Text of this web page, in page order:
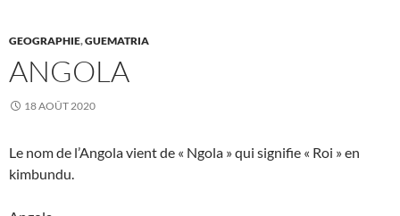
GEOGRAPHIE,GUEMATRIA
ANGOLA
18 AOÛT 2020
Le nom de l’Angola vient de « Ngola » qui signifie « Roi » en
kimbundu.